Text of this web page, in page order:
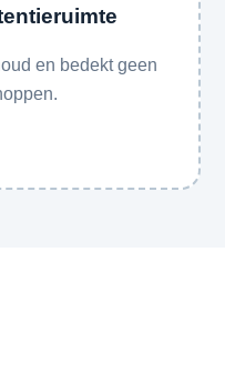
en bedekt geen